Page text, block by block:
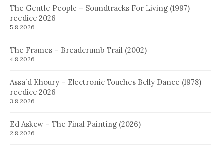
The Gentle People – Soundtracks For Living (1997)
reedice 2026
5.8.2026
The Frames – Breadcrumb Trail (2002)
4.8.2026
Assa´d Khoury – Electronic Touches Belly Dance (1978)
reedice 2026
3.8.2026
Ed Askew – The Final Painting (2026)
2.8.2026